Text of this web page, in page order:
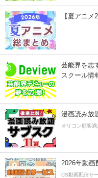
【夏アニ
芸能界を志
スクール情
漫画読み放
オリコン顧客
2026年動画
CS動画配信サ